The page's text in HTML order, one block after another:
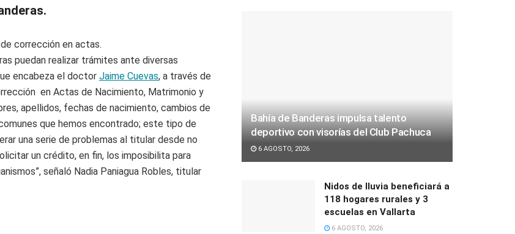
corrección en actas.
puedan realizar trámites ante diversas
encabeza el doctor Jaime Cuevas, a través de
en Actas de Nacimiento, Matrimonio y
apellidos, fechas de nacimiento, cambios de
que hemos encontrado; este tipo de
una serie de problemas al titular desde no
un crédito, en fin, los imposibilita para
señaló Nadia Paniagua Robles, titular
Bahía de Banderas impulsa talento
deportivo con visorías del Club Pachuca
6 AGOSTO, 2026
Nidos de lluvia beneficiará a
118 hogares rurales y 3
escuelas en Vallarta
6 AGOSTO, 2026